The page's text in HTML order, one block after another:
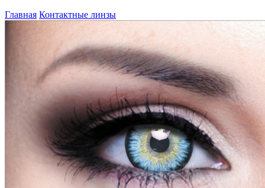
Главная Контактные линзы